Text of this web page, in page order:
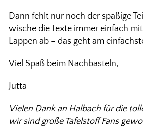
Dann fehlt nur noch der spaßige
wische die Texte immer einfach
Lappen ab – das geht am
Viel Spaß beim Nachbasteln,
Jutta
Vielen Dank an Halbach für die
wir sind große Tafelstoff Fans